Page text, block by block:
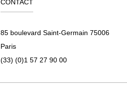
CONTACT
85 boulevard Saint-Germain 75006
Paris
(33) (0)1 57 27 90 00